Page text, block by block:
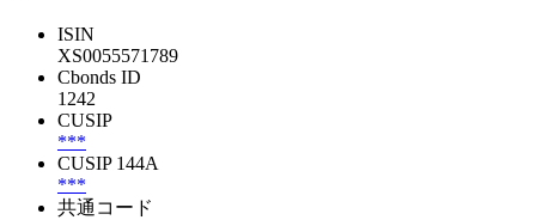
ISIN
XS0055571789
Cbonds ID
1242
CUSIP
***
CUSIP 144A
***
共通コード